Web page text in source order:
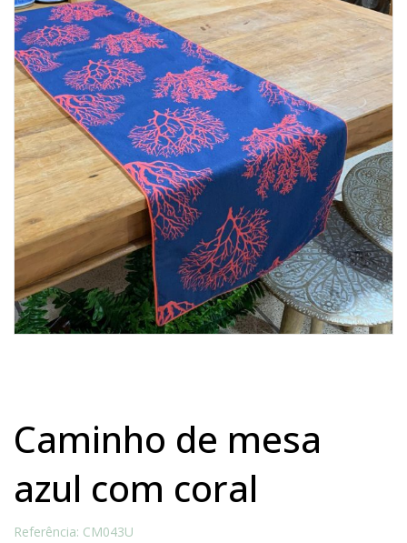
Lost Password
Cadastrar Conta
caminho de mesa
azul com coral
Referência: CM043U